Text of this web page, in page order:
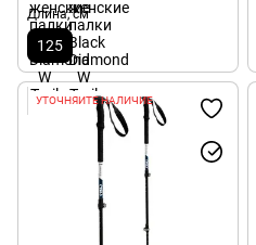
Длина, см
125
УТОЧНЯЙТЕ НАЛИЧИЕ